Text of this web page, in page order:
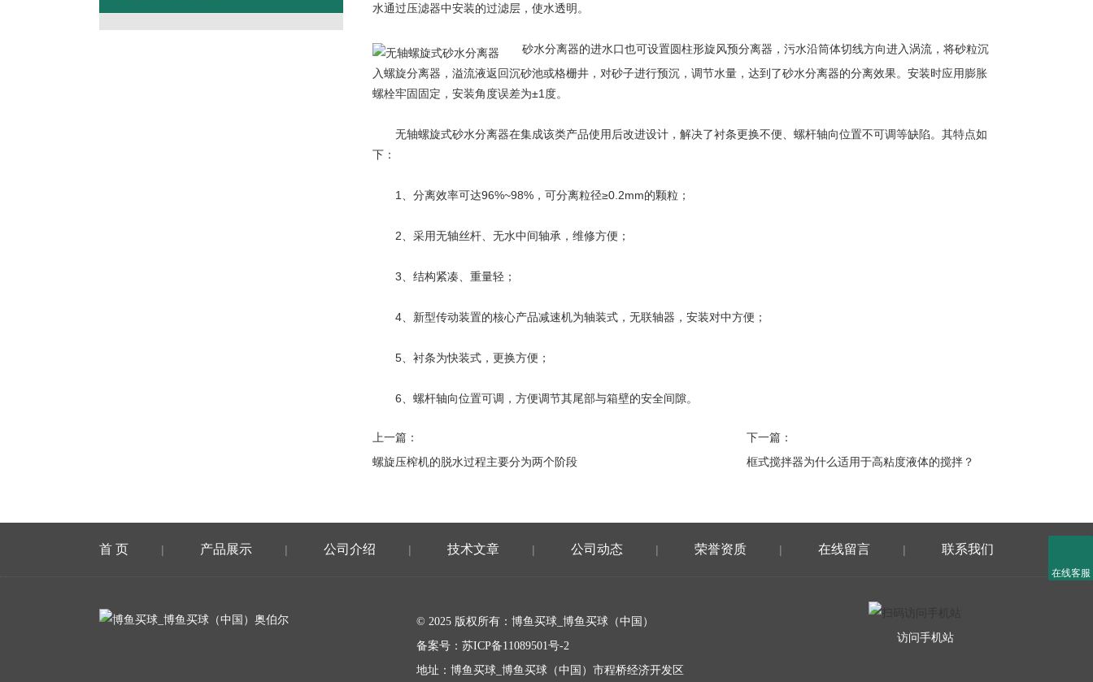
水通过压滤器中安装的过滤层，使水透明。
砂水分离器的进水口也可设置圆柱形旋风预分离器，污水沿筒体切线方向进入涡流，将砂粒沉
入螺旋分离器，溢流液返回沉砂池或格栅井，对砂子进行预沉，调节水量，达到了砂水分离器的分离效果。安装时应用膨胀
螺栓牢固固定，安装角度误差为±1度。
无轴螺旋式砂水分离器在集成该类产品使用后改进设计，解决了衬条更换不便、螺杆轴向位置不可调等缺陷。其特点如
下：
1、分离效率可达96%~98%，可分离粒径≥0.2mm的颗粒；
2、采用无轴丝杆、无水中间轴承，维修方便；
3、结构紧凑、重量轻；
4、新型传动装置的核心产品减速机为轴装式，无联轴器，安装对中方便；
5、衬条为快装式，更换方便；
6、螺杆轴向位置可调，方便调节其尾部与箱壁的安全间隙。
下一篇：
框式搅拌器为什么适用于高粘度液体的搅拌？
上一篇：
螺旋压榨机的脱水过程主要分为两个阶段
首 页 | 产品展示 | 公司介绍 | 技术文章 | 公司动态 | 荣誉资质 | 在线留言 | 联系我们
© 2025 版权所有：博鱼买球_博鱼买球（中国）
备案号： 苏ICP备11089501号-2
地址：博鱼买球_博鱼买球（中国）市程桥经济开发区
访问手机站
在线客服